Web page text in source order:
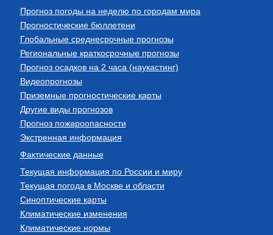
Прогноз погоды на неделю по городам мира
Прогностические бюллетени
Глобальные среднесрочные прогнозы
Региональные краткосрочные прогнозы
Прогноз осадков на 2 часа (наукастинг)
Видеопрогнозы
Приземные прогностические карты
Другие виды прогнозов
Прогноз пожароопасности
Экстренная информация
Фактические данные
Текущая информация по России и миру
Текущая погода в Москве и области
Синоптические карты
Климатические изменения
Климатические нормы